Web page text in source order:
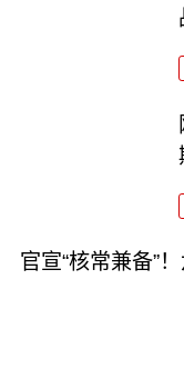
官宣“核常兼备”